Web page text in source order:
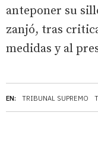
EN: TRIBUNAL SUPREMO
anteponer su
zanjó, tras
medidas y al